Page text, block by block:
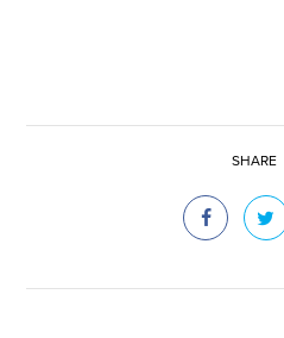
SHARE